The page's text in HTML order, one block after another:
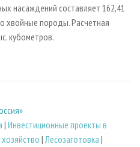
насаждений составляет 162,41
хвойные породы. Расчетная
кубометров.
| Инвестиционные проекты в
|Лесозаготовка |